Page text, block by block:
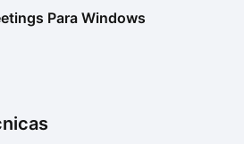
Para Windows